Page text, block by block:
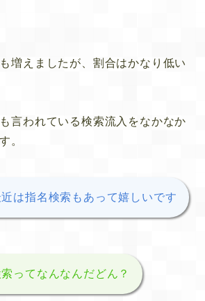
増えましたが、割合はかなり低い
言われている検索流入をなかなか
。
は指名検索もあって嬉しいです
ってなんなんだどん？